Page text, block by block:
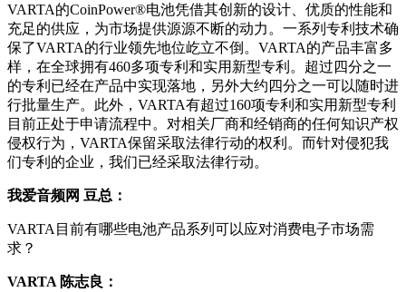
VARTA的CoinPower®电池凭借其创新的设计、优质的性能和
充足的供应，为市场提供源源不断的动力。一系列专利技术确
保了VARTA的行业领先地位屹立不倒。VARTA的产品丰富多
样，在全球拥有460多项专利和实用新型专利。超过四分之一
的专利已经在产品中实现落地，另外大约四分之一可以随时进
行批量生产。此外，VARTA有超过160项专利和实用新型专利
目前正处于申请流程中。对相关厂商和经销商的任何知识产权
侵权行为，VARTA保留采取法律行动的权利。而针对侵犯我
们专利的企业，我们已经采取法律行动。
我爱音频网 豆总：
VARTA目前有哪些电池产品系列可以应对消费电子市场需
求？
VARTA 陈志良：